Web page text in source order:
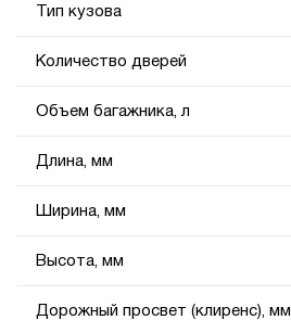
Тип кузова
Количество дверей
Объем багажника, л
Длина, мм
Ширина, мм
Высота, мм
Дорожный просвет (клиренс), мм